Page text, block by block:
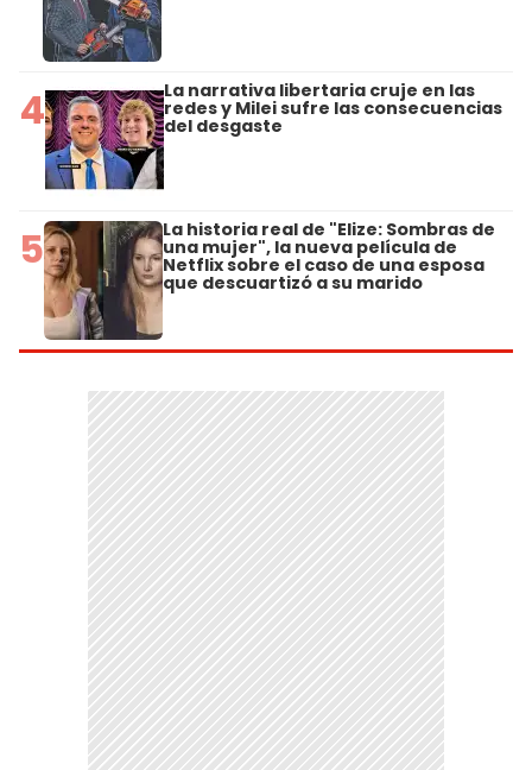
4 La narrativa libertaria cruje en las
redes y Milei sufre las consecuencias
del desgaste
5 La historia real de "Elize: Sombras de
una mujer", la nueva película de
Netflix sobre el caso de una esposa
que descuartizó a su marido